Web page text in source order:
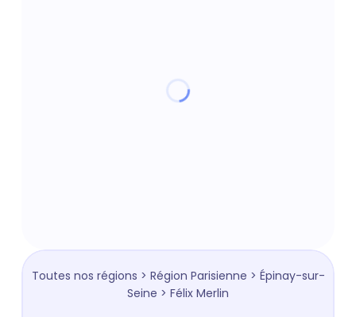
Toutes nos régions > Région Parisienne > Épinay-sur-
Seine > Félix Merlin